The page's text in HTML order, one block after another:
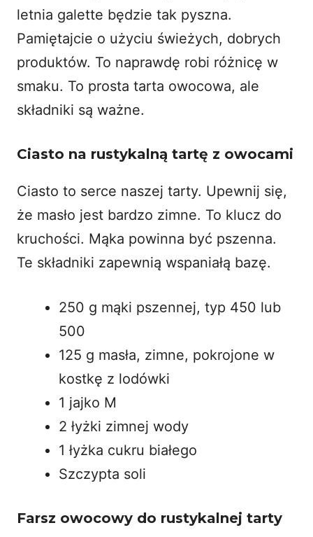
letnia galette będzie tak pyszna.
Pamiętajcie o użyciu świeżych, dobrych
produktów. To naprawdę robi różnicę w
smaku. To prosta tarta owocowa, ale
składniki są ważne.
Ciasto na rustykalną tartę z owocami
Ciasto to serce naszej tarty. Upewnij się,
że masło jest bardzo zimne. To klucz do
kruchości. Mąka powinna być pszenna.
Te składniki zapewnią wspaniałą bazę.
250 g mąki pszennej, typ 450 lub
500
125 g masła, zimne, pokrojone w
kostkę z lodówki
1 jajko M
2 łyżki zimnej wody
1 łyżka cukru białego
Szczypta soli
Farsz owocowy do rustykalnej tarty